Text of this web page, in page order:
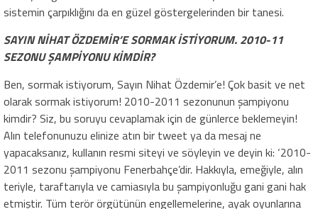
sistemin çarpıklığını da en güzel göstergelerinden bir tanesi.
SAYIN NİHAT ÖZDEMİR’E SORMAK İSTİYORUM. 2010-11
SEZONU ŞAMPİYONU KİMDİR?
Ben, sormak istiyorum, Sayın Nihat Özdemir’e! Çok basit ve net
olarak sormak istiyorum! 2010-2011 sezonunun şampiyonu
kimdir? Siz, bu soruyu cevaplamak için de günlerce beklemeyin!
Alın telefonunuzu elinize atın bir tweet ya da mesaj ne
yapacaksanız, kullanın resmi siteyi ve söyleyin ve deyin ki: ‘2010-
2011 sezonu şampiyonu Fenerbahçe’dir. Hakkıyla, emeğiyle, alın
teriyle, taraftarıyla ve camiasıyla bu şampiyonluğu gani gani hak
etmiştir. Tüm terör örgütünün engellemelerine, ayak oyunlarına